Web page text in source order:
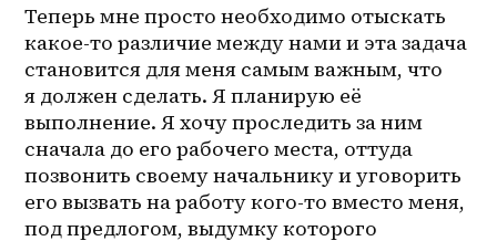
Теперь мне просто необходимо отыскать
какое-то различие между нами и эта задача
становится для меня самым важным, что
я должен сделать. Я планирую её
выполнение. Я хочу проследить за ним
сначала до его рабочего места, оттуда
позвонить своему начальнику и уговорить
его вызвать на работу кого-то вместо меня,
под предлогом, выдумку которого